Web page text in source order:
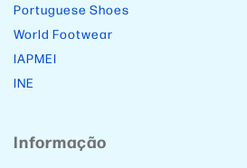
Portuguese Shoes
World Footwear
IAPMEI
INE
Informação